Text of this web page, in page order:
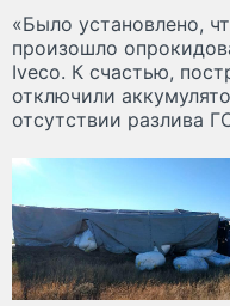
«Было установлено,
произошло
Iveco. К счастью,
отключили
отсутствии разлива